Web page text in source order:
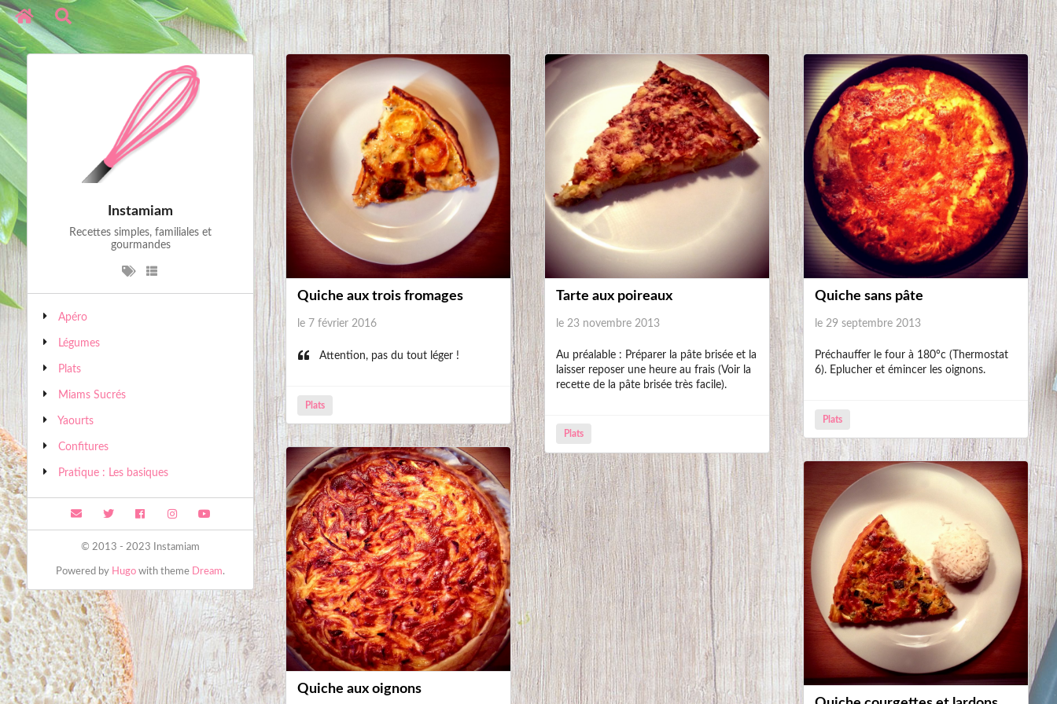
Instamiam
Recettes simples, familiales et
gourmandes
Apéro
Légumes
Plats
Miams Sucrés
Yaourts
Confitures
Pratique : Les basiques
© 2013 - 2023 Instamiam
Powered by Hugo with theme Dream.
Quiche aux trois fromages
le 7 février 2016
Attention, pas du tout léger !
Plats
Tarte aux poireaux
le 23 novembre 2013
Au préalable : Préparer la pâte brisée et la
laisser reposer une heure au frais (Voir la
recette de la pâte brisée très facile).
Plats
Quiche sans pâte
le 29 septembre 2013
Préchauffer le four à 180°c (Thermostat
6). Eplucher et émincer les oignons.
Plats
Quiche aux oignons
Réseaux sociaux
Copyright © 2020. All Rights Reserved